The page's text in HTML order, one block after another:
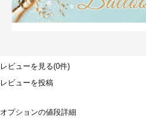
レビューを見る(0件)
レビューを投稿
オプションの値段詳細